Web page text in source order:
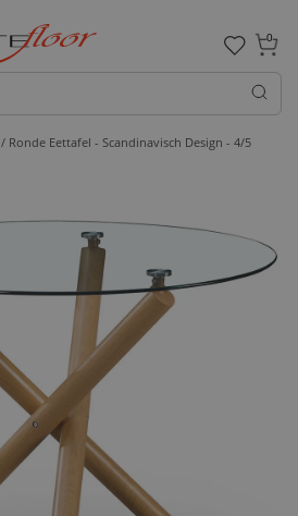
0
/ Ronde Eettafel - Scandinavisch Design - 4/5